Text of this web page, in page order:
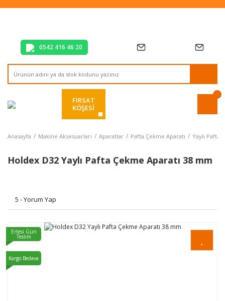
Tüm Alışverişlerde Vade Farksız 2 Taksit!
0542 416 46 20
FIRSAT
KÖŞESİ
Anasayfa Makine Aksesuarları Aparatlar Pafta Çekme Aparatı Yaylı Pafta
Holdex D32 Yaylı Pafta Çekme Aparatı 38 mm
5 - Yorum Yap
Ertesi Gün
Teslim
Kargo Bedava